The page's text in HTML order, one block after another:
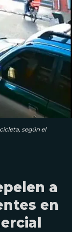
según el
a
en